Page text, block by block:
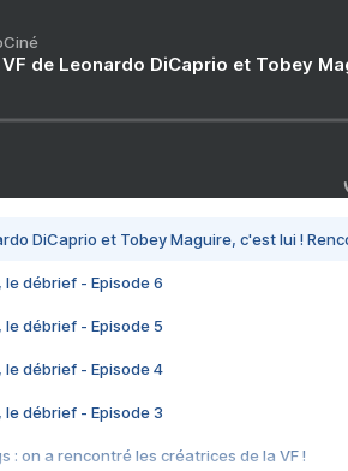
VF de Leonardo DiCaprio et Tobey
DiCaprio et Tobey Maguire, c'est lui !
le débrief - Episode 6
le débrief - Episode 5
le débrief - Episode 4
le débrief - Episode 3
: on a rencontré les créatrices de la VF !